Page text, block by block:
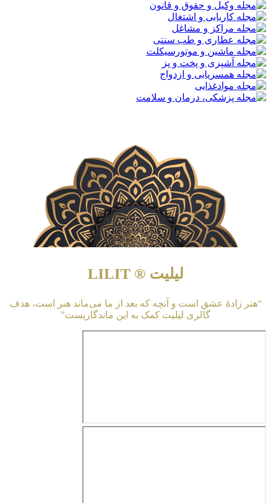
لیلیت ® LILIT
“هنر زادهٔ عشق است و آنچه که بعد از ما می‌ماند هنر است، هدف
گالری لیلیت کمک به این ماندگاریست”